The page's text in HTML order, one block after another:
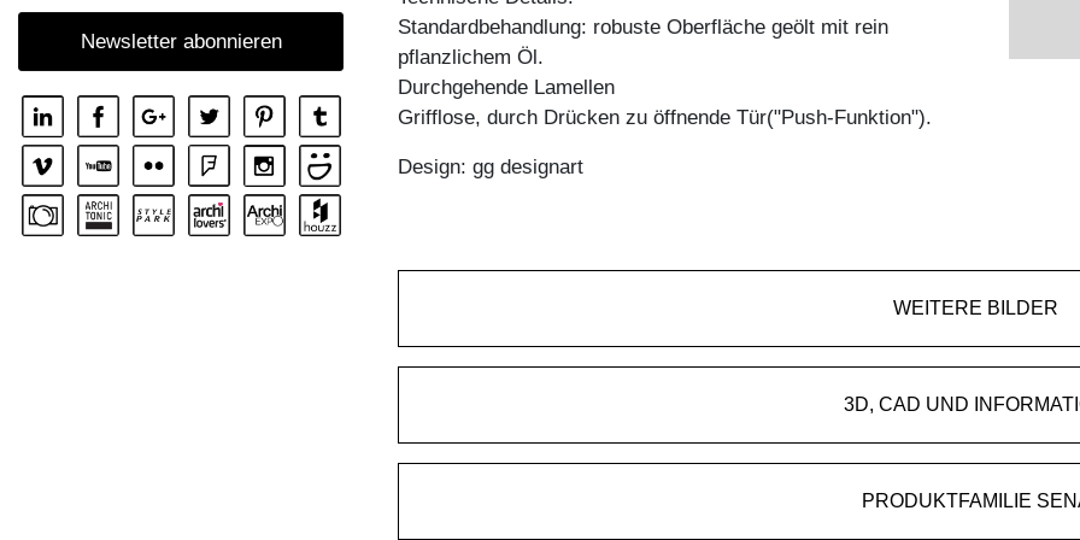
Newsletter abonnieren
Standardbehandlung: robuste Oberfläche geölt mit rein
pflanzlichem Öl.
Durchgehende Lamellen
Grifflose, durch Drücken zu öffnende Tür("Push-Funktion").
Design: gg designart
WEITERE BILDER
3D, CAD UND
PRODUKTFAMILIE